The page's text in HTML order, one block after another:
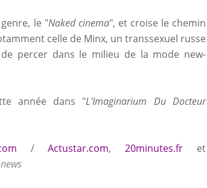
le "Naked cinema", et croise le chemin
celle de Minx, un transsexuel russe
percer dans le milieu de la mode new-
année dans "L'Imaginarium Du Docteur
/Actustar.com,20minutes.fr et